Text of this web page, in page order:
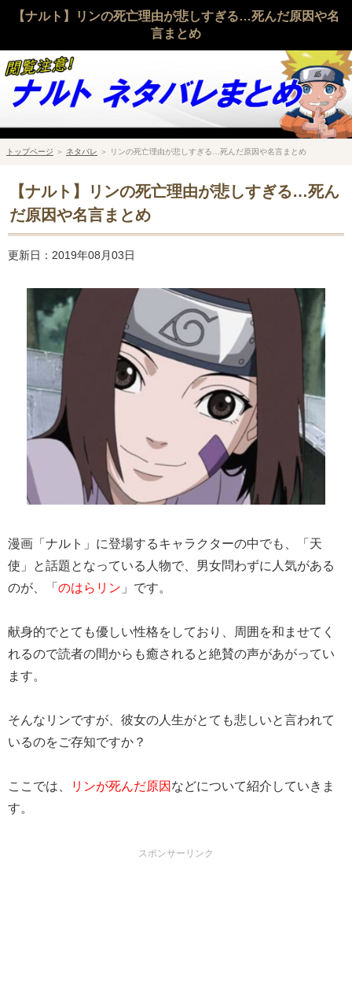
【ナルト】リンの死亡理由が悲しすぎる…死んだ原因や名
言まとめ
トップページ ＞ ネタバレ ＞ リンの死亡理由が悲しすぎる…死んだ原因や名言まとめ
【ナルト】リンの死亡理由が悲しすぎる…死ん
だ原因や名言まとめ
更新日：2019年08月03日
漫画「ナルト」に登場するキャラクターの中でも、「天
使」と話題となっている人物で、男女問わずに人気がある
のが、「 のはらリン 」です。
献身的でとても優しい性格をしており、周囲を和ませてく
れるので読者の間からも癒されると絶賛の声があがってい
ます。
そんなリンですが、彼女の人生がとても悲しいと言われて
いるのをご存知ですか？
ここでは、 リンが死んだ原因 などについて紹介していきま
す。
スポンサーリンク